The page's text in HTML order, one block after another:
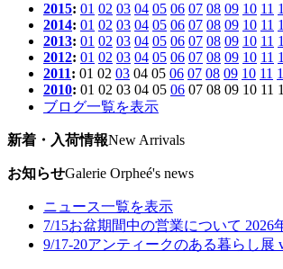
2015: 01 02 03 04 05 06 07 08 09 10 11
2014: 01 02 03 04 05 06 07 08 09 10 11
2013: 01 02 03 04 05 06 07 08 09 10 11
2012: 01 02 03 04 05 06 07 08 09 10 11
2011: 01 02 03 04 05 06 07 08 09 10 11
2010: 01 02 03 04 05 06 07 08 09 10 11
ブログ一覧を表示
新着・入荷情報New Arrivals
お知らせGalerie Orpheé's news
ニュース一覧を表示
7/15お盆期間中の営業について 2026
9/17-20アンティークのある暮らし展